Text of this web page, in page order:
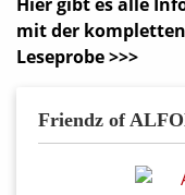
mit der
Leseprobe >>>
Friendz of